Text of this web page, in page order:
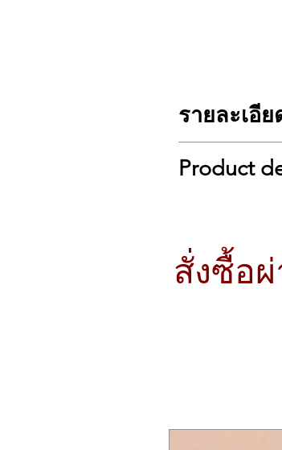
รายละเอี
มีสองสี ดำและข
ระบบเสียง Stereo
จำนวนโพลีโฟนีสู
รูปแบบเสียง 8
ระดับเครื่องหมา
Product
Keyboard:
88 key (A0–C8),
Touch Control:
สั่งซื้อ